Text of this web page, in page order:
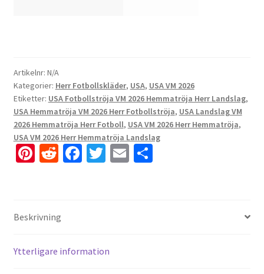
Artikelnr: N/A
Kategorier: Herr Fotbollskläder, USA, USA VM 2026
Etiketter: USA Fotbollströja VM 2026 Hemmatröja Herr Landslag,
USA Hemmatröja VM 2026 Herr Fotbollströja, USA Landslag VM
2026 Hemmatröja Herr Fotboll, USA VM 2026 Herr Hemmatröja,
USA VM 2026 Herr Hemmatröja Landslag
Pi
es
R
di
t
Fa
k
T E D
Beskrivning
Ytterligare information